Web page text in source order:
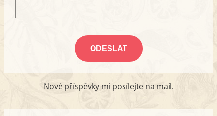
Nové příspěvky mi posílejte na mail.